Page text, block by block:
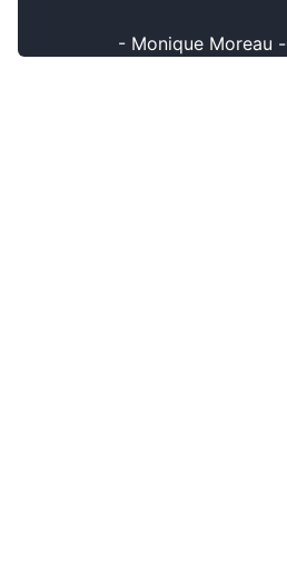
- Monique Moreau -